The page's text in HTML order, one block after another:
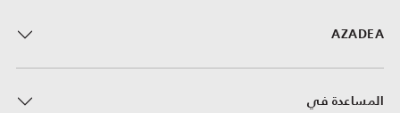
AZADEA
المساعدة في